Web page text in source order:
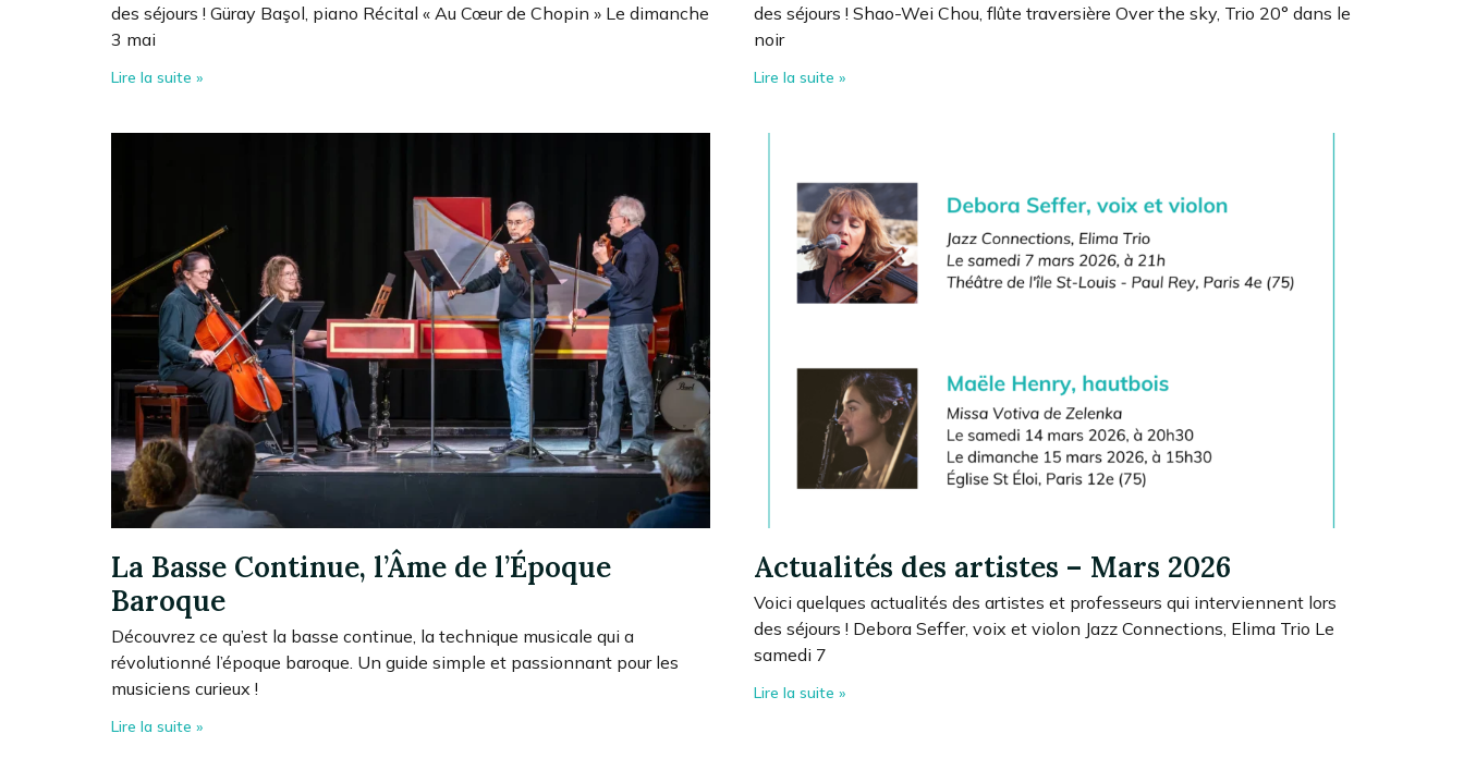
des séjours ! Güray Başol, piano Récital « Au Cœur de Chopin » Le dimanche
3 mai
Lire la suite »
des séjours ! Shao-Wei Chou, flûte traversière Over the sky, Trio 20° dans le
noir
Lire la suite »
La Basse Continue, l’Âme de l’Époque
Baroque
Découvrez ce qu’est la basse continue, la technique musicale qui a
révolutionné l’époque baroque. Un guide simple et passionnant pour les
musiciens curieux !
Lire la suite »
Actualités des artistes – Mars 2026
Voici quelques actualités des artistes et professeurs qui interviennent lors
des séjours ! Debora Seffer, voix et violon Jazz Connections, Elima Trio Le
samedi 7
Lire la suite »